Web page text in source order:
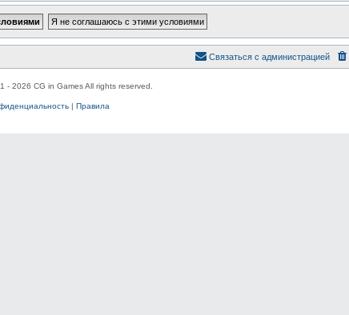
Связаться с администрацией
- 2026 CG in Games All rights reserved.
| Правила